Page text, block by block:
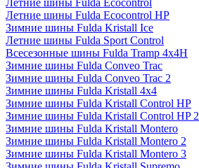
Летние шины Fulda Ecocontrol
Летние шины Fulda Ecocontrol HP
Зимние шины Fulda Kristall Ice
Летние шины Fulda Sport Control
Всесезонные шины Fulda Tramp 4x4H
Зимние шины Fulda Conveo Trac
Зимние шины Fulda Conveo Trac 2
Зимние шины Fulda Kristall 4x4
Зимние шины Fulda Kristall Control HP
Зимние шины Fulda Kristall Control HP 2
Зимние шины Fulda Kristall Montero
Зимние шины Fulda Kristall Montero 2
Зимние шины Fulda Kristall Montero 3